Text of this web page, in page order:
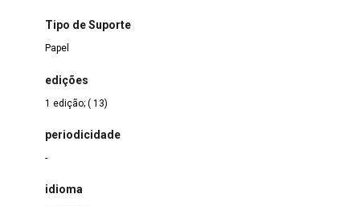
Tipo de Suporte
Papel
edições
1 edição; ( 13)
periodicidade
-
idioma